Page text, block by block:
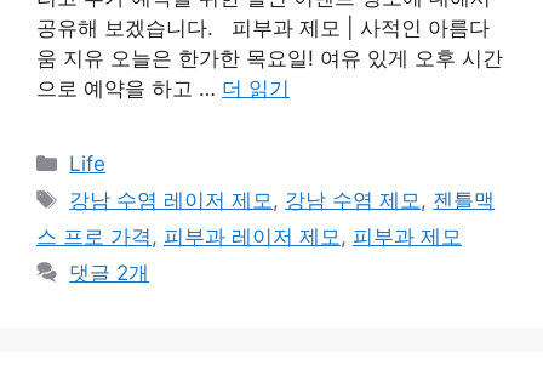
공유해 보겠습니다. 피부과 제모 | 사적인 아름다
움 지유 오늘은 한가한 목요일! 여유 있게 오후 시간
으로 예약을 하고 … 더 읽기
카
테
리
Life
태
그
강남 수염 레이저 제모, 강남 수염 제모, 젠틀맥
스 프로 가격, 피부과 레이저 제모, 피부과 제모
댓글 2개